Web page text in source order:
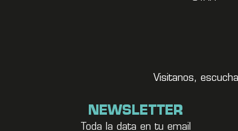
Visitanos,
NEWSLETTER
Toda la data en tu email